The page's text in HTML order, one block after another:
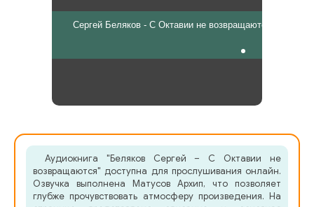
Сергей Беляков - С Октавии не возвращаются
Аудиокнига "Беляков Сергей – С Октавии не
возвращаются" доступна для прослушивания онлайн.
Озвучка выполнена Матусов Архип, что позволяет
глубже прочувствовать атмосферу произведения. На